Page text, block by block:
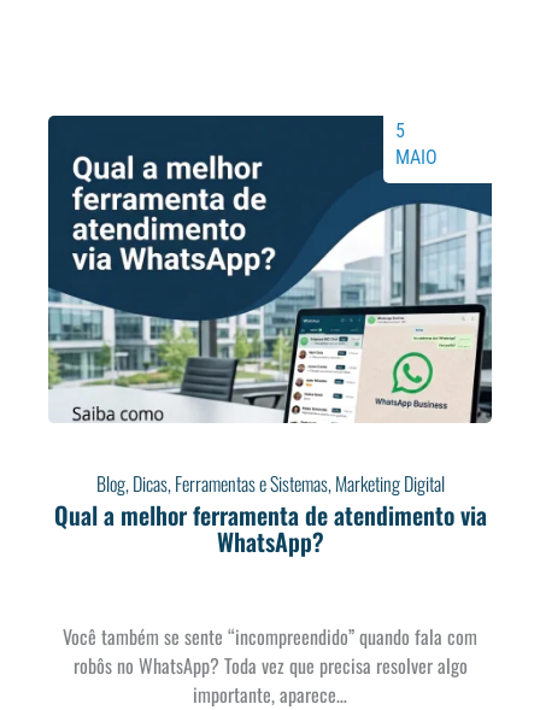
Blog,Dicas,Ferramentas e Sistemas,Marketing Digital
Qual a melhor ferramenta de atendimento via
WhatsApp?
5
MAIO
Você também se sente “incompreendido” quando fala com
robôs no WhatsApp? Toda vez que precisa resolver algo
importante, aparece…